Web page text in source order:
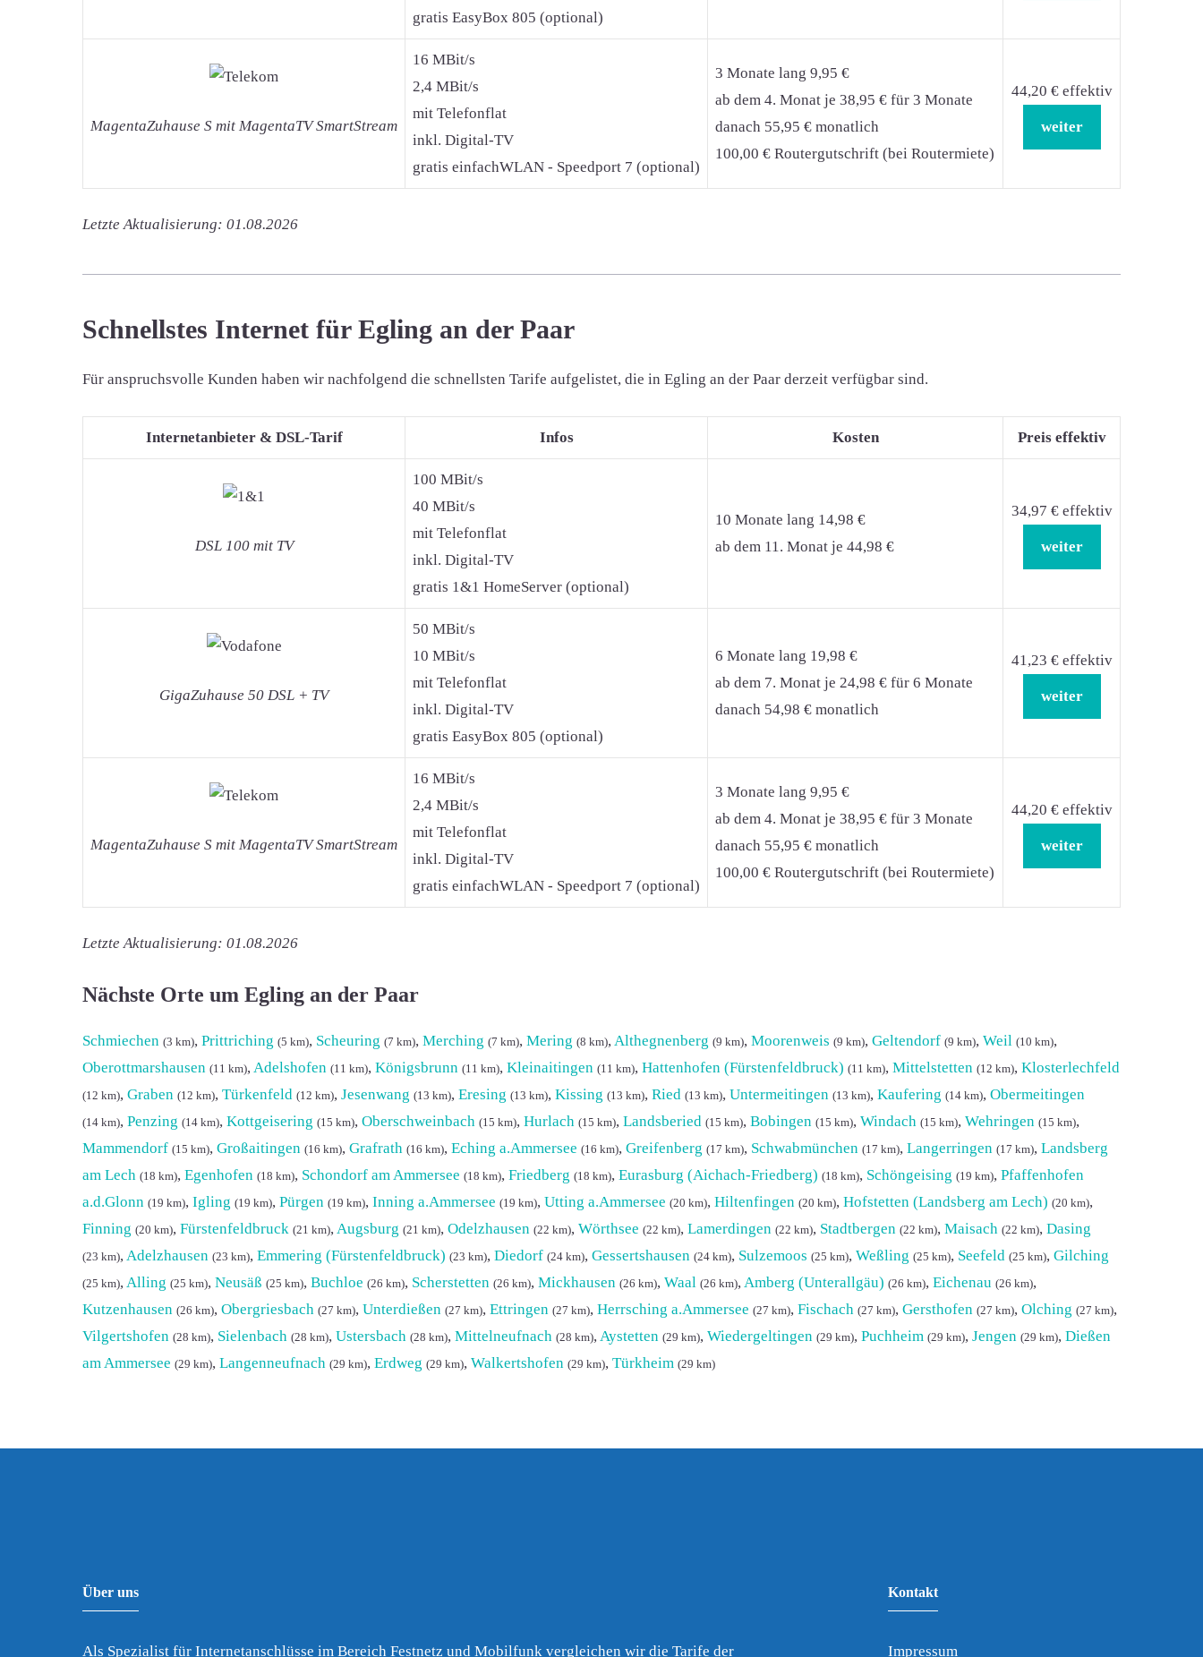
gratis EasyBox 805 (optional)
MagentaZuhause S mit MagentaTV SmartStream
16 MBit/s
2,4 MBit/s
mit Telefonflat
inkl. Digital-TV
gratis einfachWLAN - Speedport 7 (optional)
3 Monate lang 9,95 €
ab dem 4. Monat je 38,95 € für 3 Monate
danach 55,95 € monatlich
100,00 € Routergutschrift (bei Routermiete)
44,20 € effektiv
weiter
Letzte Aktualisierung: 01.08.2026
Schnellstes Internet für Egling an der Paar
Für anspruchsvolle Kunden haben wir nachfolgend die schnellsten Tarife aufgelistet, die in Egling an der Paar derzeit verfügbar sind.
Internetanbieter & DSL-Tarif Infos Kosten Preis effektiv
DSL 100 mit TV
100 MBit/s
40 MBit/s
mit Telefonflat
inkl. Digital-TV
gratis 1&1 HomeServer (optional)
10 Monate lang 14,98 €
ab dem 11. Monat je 44,98 €
34,97 € effektiv
weiter
GigaZuhause 50 DSL + TV
50 MBit/s
10 MBit/s
mit Telefonflat
inkl. Digital-TV
gratis EasyBox 805 (optional)
6 Monate lang 19,98 €
ab dem 7. Monat je 24,98 € für 6 Monate
danach 54,98 € monatlich
41,23 € effektiv
weiter
MagentaZuhause S mit MagentaTV SmartStream
16 MBit/s
2,4 MBit/s
mit Telefonflat
inkl. Digital-TV
gratis einfachWLAN - Speedport 7 (optional)
3 Monate lang 9,95 €
ab dem 4. Monat je 38,95 € für 3 Monate
danach 55,95 € monatlich
100,00 € Routergutschrift (bei Routermiete)
44,20 € effektiv
weiter
Letzte Aktualisierung: 01.08.2026
Nächste Orte um Egling an der Paar
Schmiechen (3 km), Prittriching (5 km), Scheuring (7 km), Merching (7 km), Mering (8 km), Althegnenberg (9 km), Moorenweis (9 km), Geltendorf (9 km), Weil (10 km),
Oberottmarshausen (11 km), Adelshofen (11 km), Königsbrunn (11 km), Kleinaitingen (11 km), Hattenhofen (Fürstenfeldbruck) (11 km), Mittelstetten (12 km), Klosterlechfeld
(12 km), Graben (12 km), Türkenfeld (12 km), Jesenwang (13 km), Eresing (13 km), Kissing (13 km), Ried (13 km), Untermeitingen (13 km), Kaufering (14 km), Obermeitingen
(14 km), Penzing (14 km), Kottgeisering (15 km), Oberschweinbach (15 km), Hurlach (15 km), Landsberied (15 km), Bobingen (15 km), Windach (15 km), Wehringen (15 km),
Mammendorf (15 km), Großaitingen (16 km), Grafrath (16 km), Eching a.Ammersee (16 km), Greifenberg (17 km), Schwabmünchen (17 km), Langerringen (17 km), Landsberg
am Lech (18 km), Egenhofen (18 km), Schondorf am Ammersee (18 km), Friedberg (18 km), Eurasburg (Aichach-Friedberg) (18 km), Schöngeising (19 km), Pfaffenhofen
a.d.Glonn (19 km), Igling (19 km), Pürgen (19 km), Inning a.Ammersee (19 km), Utting a.Ammersee (20 km), Hiltenfingen (20 km), Hofstetten (Landsberg am Lech) (20 km),
Finning (20 km), Fürstenfeldbruck (21 km), Augsburg (21 km), Odelzhausen (22 km), Wörthsee (22 km), Lamerdingen (22 km), Stadtbergen (22 km), Maisach (22 km), Dasing
(23 km), Adelzhausen (23 km), Emmering (Fürstenfeldbruck) (23 km), Diedorf (24 km), Gessertshausen (24 km), Sulzemoos (25 km), Weßling (25 km), Seefeld (25 km), Gilching
(25 km), Alling (25 km), Neusäß (25 km), Buchloe (26 km), Scherstetten (26 km), Mickhausen (26 km), Waal (26 km), Amberg (Unterallgäu) (26 km), Eichenau (26 km),
Kutzenhausen (26 km), Obergriesbach (27 km), Unterdießen (27 km), Ettringen (27 km), Herrsching a.Ammersee (27 km), Fischach (27 km), Gersthofen (27 km), Olching (27 km),
Vilgertshofen (28 km), Sielenbach (28 km), Ustersbach (28 km), Mittelneufnach (28 km), Aystetten (29 km), Wiedergeltingen (29 km), Puchheim (29 km), Jengen (29 km), Dießen
am Ammersee (29 km), Langenneufnach (29 km), Erdweg (29 km), Walkertshofen (29 km), Türkheim (29 km)
Über uns
Als Spezialist für Internetanschlüsse im Bereich Festnetz und Mobilfunk vergleichen wir die Tarife der
Kontakt
Impressum